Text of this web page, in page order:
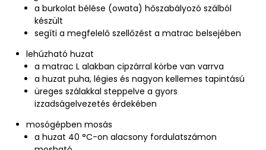
a burkolat bélése (owata) hőszabályozó szálból
készült
segíti a megfelelő szellőzést a matrac belsejében
lehúzható huzat
a matrac L alakban cipzárral körbe van varrva
a huzat puha, légies és nagyon kellemes tapintású
üreges szálakkal steppelve a gyors
izzadságelvezetés érdekében
mosógépben mosás
a huzat 40 °C-on alacsony fordulatszámon